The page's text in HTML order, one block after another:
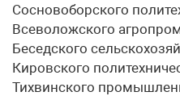
Сосновоборского
Всеволожского
Беседского
Кировского
Тихвинского